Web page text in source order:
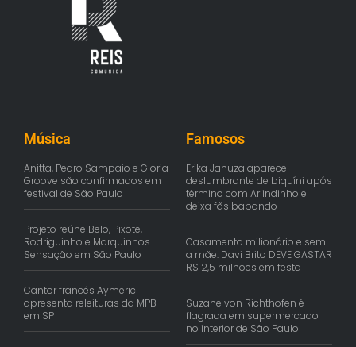
Música
Anitta, Pedro Sampaio e Gloria
Groove são confirmados em
festival de São Paulo
Projeto reúne Belo, Pixote,
Rodriguinho e Marquinhos
Sensação em São Paulo
Cantor francês Aymeric
apresenta releituras da MPB
em SP
Famosos
Erika Januza aparece
deslumbrante de biquíni após
término com Arlindinho e
deixa fãs babando
Casamento milionário e sem
a mãe: Davi Brito DEVE GASTAR
R$ 2,5 milhões em festa
Suzane von Richthofen é
flagrada em supermercado
no interior de São Paulo